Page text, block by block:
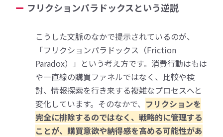
フリクションパラドックスという逆説
こうした文脈のなかで提示されているのが、
「フリクションパラドックス（Friction
Paradox）」という考え方です。消費行動はもは
や一直線の購買ファネルではなく、比較や検
討、情報探索を行き来する複雑なプロセスへと
変化しています。そのなかで、 フリクションを
完全に排除するのではなく、戦略的に管理する
ことが、購買意欲や納得感を高める可能性があ